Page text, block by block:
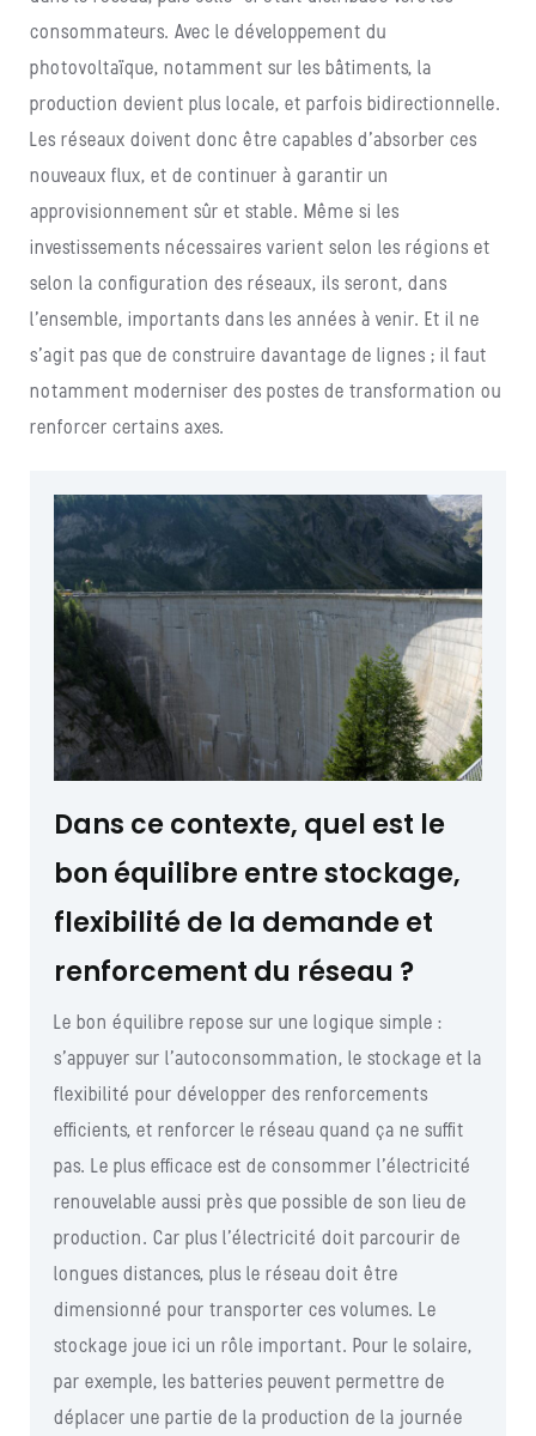
consommateurs. Avec le développement du
photovoltaïque, notamment sur les bâtiments, la
production devient plus locale, et parfois bidirectionnelle.
Les réseaux doivent donc être capables d’absorber ces
nouveaux flux, et de continuer à garantir un
approvisionnement sûr et stable. Même si les
investissements nécessaires varient selon les régions et
selon la configuration des réseaux, ils seront, dans
l’ensemble, importants dans les années à venir. Et il ne
s’agit pas que de construire davantage de lignes ; il faut
notamment moderniser des postes de transformation ou
renforcer certains axes.
Dans ce contexte, quel est le
bon équilibre entre stockage,
flexibilité de la demande et
renforcement du réseau ?
Le bon équilibre repose sur une logique simple :
s’appuyer sur l’autoconsommation, le stockage et la
flexibilité pour développer des renforcements
efficients, et renforcer le réseau quand ça ne suffit
pas. Le plus efficace est de consommer l’électricité
renouvelable aussi près que possible de son lieu de
production. Car plus l’électricité doit parcourir de
longues distances, plus le réseau doit être
dimensionné pour transporter ces volumes. Le
stockage joue ici un rôle important. Pour le solaire,
par exemple, les batteries peuvent permettre de
déplacer une partie de la production de la journée